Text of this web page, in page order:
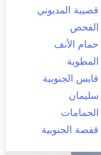
قصيبة المديوني
الفحص
حمام الأنف
المطوية
قابس الجنوبية
سليمان
الحمامات
قفصة الجنوبية